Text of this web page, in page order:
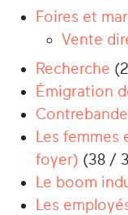
Foires et
Vente
Recherche
Émigration
Contrebande
Les
foyer) (38 /
Le boom
Les